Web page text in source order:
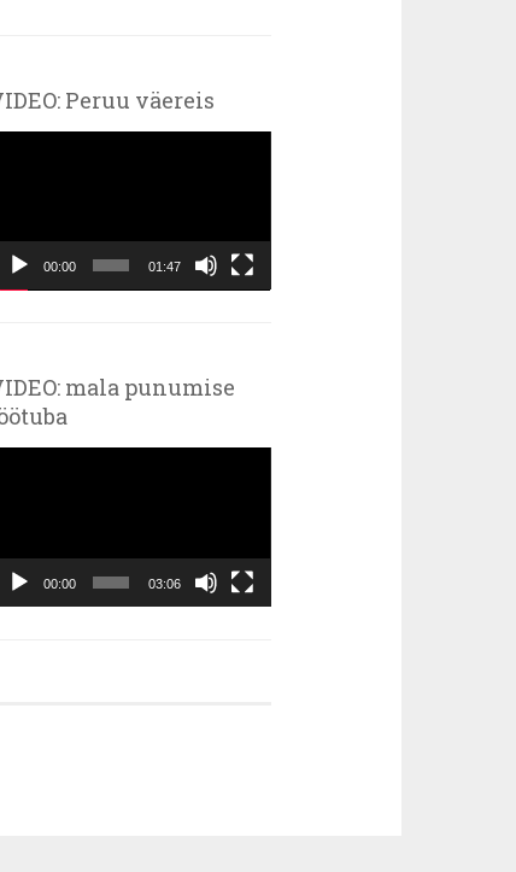
Peruu väereis
00:00 01:47
mala punumise
00:00 03:06